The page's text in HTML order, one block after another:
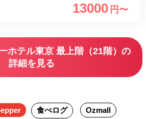
13000 円〜
ホテル東京 最上階（21階）の
詳細を見る
食べログ Ozmall